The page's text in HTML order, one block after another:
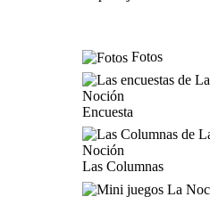
Fotos
Encuesta
Las Columnas